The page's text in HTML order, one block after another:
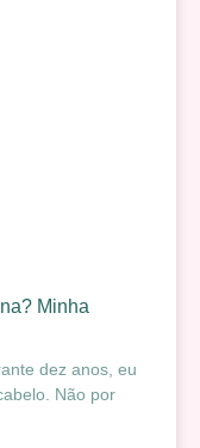
Minha
dez anos, eu
Não por